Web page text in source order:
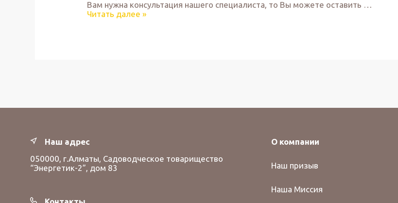
Вам нужна консультация нашего специалиста, то Вы можете оставить …
Читать далее »
Наш адрес
050000, г.Алматы, Садоводческое товарищество
“Энергетик-2”, дом 83
О компании
Наш призыв
Наша Миссия